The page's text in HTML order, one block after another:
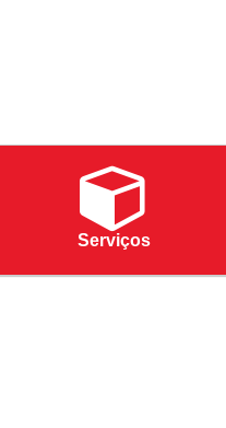
Serviços